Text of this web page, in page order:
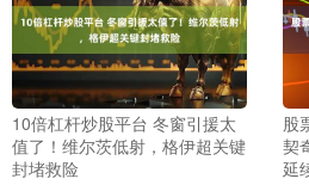
10倍杠杆炒股平台 冬窗引援太
值了！维尔茨低射，格伊超关键
封堵救险
股
契
延